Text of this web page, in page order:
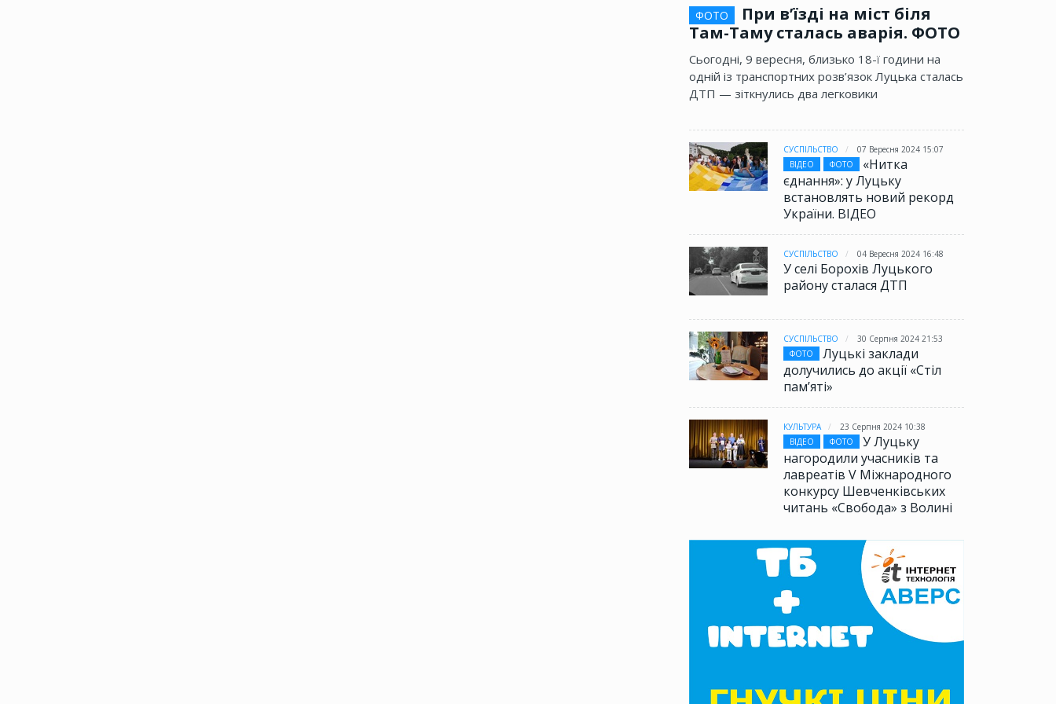
ФОТО
При в’їзді на міст біля
Там-Таму сталась аварія. ФОТО
Сьогодні, 9 вересня, близько 18-ї години на
одній із транспортних розв’язок Луцька сталась
ДТП — зіткнулись два легковики
СУСПІЛЬСТВО
07 Вересня 2024 15:07
ВІДЕО
ФОТО
«Нитка
єднання»: у Луцьку
встановлять новий рекорд
України. ВІДЕО
СУСПІЛЬСТВО 04 Вересня 2024 16:48
У селі Борохів Луцького
району сталася ДТП
СУСПІЛЬСТВО
30 Серпня 2024 21:53
ФОТО
Луцькі заклади
долучились до акції «Стіл
памʼяті»
КУЛЬТУРА
23 Серпня 2024 10:38
ВІДЕО
ФОТО
У Луцьку
нагородили учасників та
лавреатів V Міжнародного
конкурсу Шевченківських
читань «Свобода» з Волині